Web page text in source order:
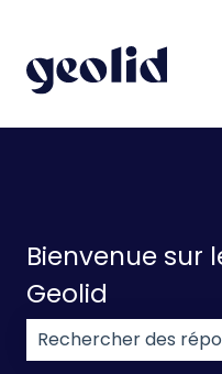
Bienvenue sur
Geolid